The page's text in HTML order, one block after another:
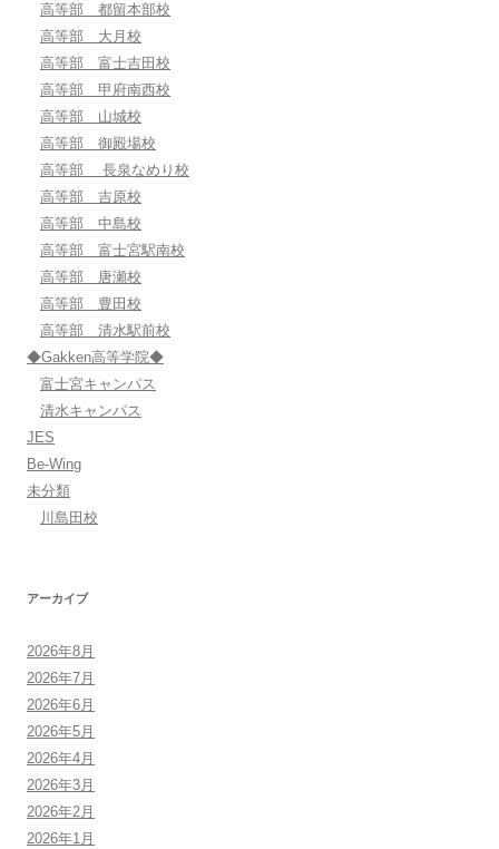
高等部 都留本部校
高等部 大月校
高等部 富士吉田校
高等部 甲府南西校
高等部 山城校
高等部 御殿場校
高等部 長泉なめり校
高等部 吉原校
高等部 中島校
高等部 富士宮駅南校
高等部 唐瀬校
高等部 豊田校
高等部 清水駅前校
◆Gakken高等学院◆
富士宮キャンパス
清水キャンパス
JES
Be-Wing
未分類
川島田校
アーカイブ
2026年8月
2026年7月
2026年6月
2026年5月
2026年4月
2026年3月
2026年2月
2026年1月